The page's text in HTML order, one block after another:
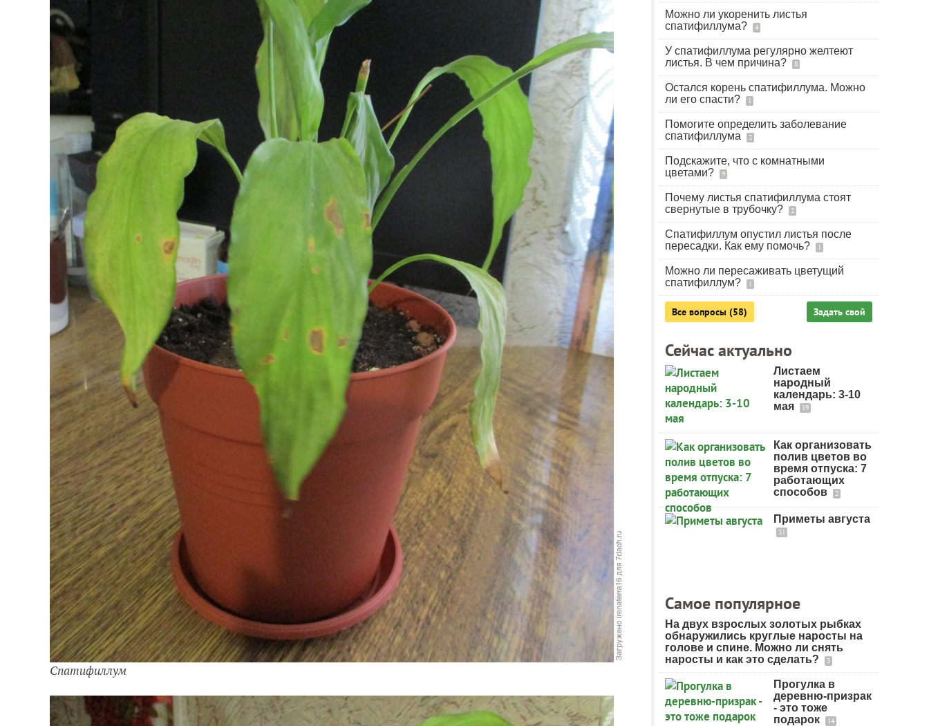
Спатифиллум
Можно ли укоренить листья
спатифиллума?
4
У спатифиллума регулярно желтеют
листья. В чем причина?
8
Остался корень спатифиллума. Можно
ли его спасти?
1
Помогите определить заболевание
спатифиллума
2
Подскажите, что с комнатными
цветами?
9
Почему листья спатифиллума стоят
свернутые в трубочку?
2
Спатифиллум опустил листья после
пересадки. Как ему помочь?
1
Можно ли пересаживать цветущий
спатифиллум?
1
Все вопросы (58) Задать свой
Сейчас актуально
Листаем
народный
календарь: 3-10
мая
19
Как организовать
полив цветов во
время отпуска: 7
работающих
способов
2
Приметы августа
31
Самое популярное
На двух взрослых золотых рыбках
обнаружились круглые наросты на
голове и спине. Можно ли снять
наросты и как это сделать?
3
Прогулка в
деревню-призрак
- это тоже
подарок
14